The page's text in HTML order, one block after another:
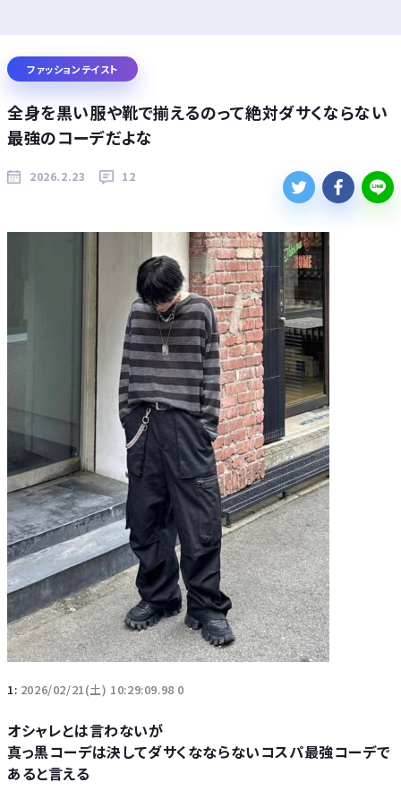
ファッションテイスト
全身を黒い服や靴で揃えるのって絶対ダサくならない
最強のコーデだよな
2026.2.23 12
1: 2026/02/21(土) 10:29:09.98 0
オシャレとは言わないが
真っ黒コーデは決してダサくなならないコスパ最強コーデで
あると言える